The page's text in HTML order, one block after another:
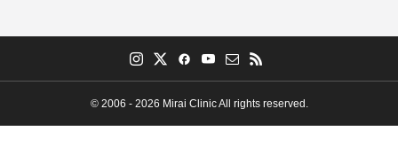
© 2006 - 2026 Mirai Clinic All rights reserved.